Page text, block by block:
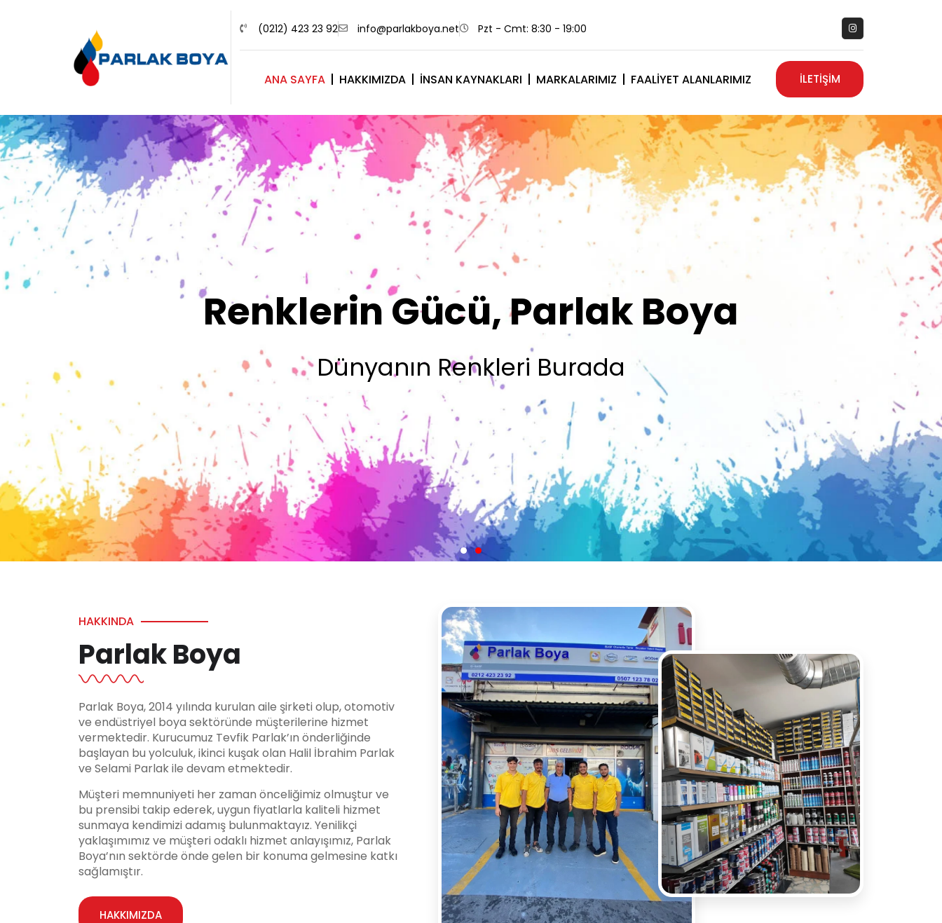
(0212) 423 23 92 info@parlakboya.net Pzt - Cmt: 8:30 - 19:00
ANA SAYFA HAKKIMIZDA İNSAN KAYNAKLARI MARKALARIMIZ FAALIYET ALANLARIMIZ İLETİŞİM
Renklerimiz Sizin İmzanız
Olsun
HAKKINDA
Parlak Boya
Parlak Boya, 2014 yılında kurulan aile şirketi olup, otomotiv
ve endüstriyel boya sektöründe müşterilerine hizmet
vermektedir. Kurucumuz Tevfik Parlak’ın önderliğinde
başlayan bu yolculuk, ikinci kuşak olan Halil İbrahim Parlak
ve Selami Parlak ile devam etmektedir.
Müşteri memnuniyeti her zaman önceliğimiz olmuştur ve
bu prensibi takip ederek, uygun fiyatlarla kaliteli hizmet
sunmaya kendimizi adamış bulunmaktayız. Yenilikçi
yaklaşımımız ve müşteri odaklı hizmet anlayışımız, Parlak
Boya’nın sektörde önde gelen bir konuma gelmesine katkı
sağlamıştır.
HAKKIMIZDA